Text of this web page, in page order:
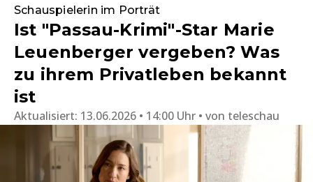
Schauspielerin im Porträt
Ist "Passau-Krimi"-Star Marie
Leuenberger vergeben? Was
zu ihrem Privatleben bekannt
ist
Aktualisiert: 13.06.2026 • 14:00 Uhr von teleschau